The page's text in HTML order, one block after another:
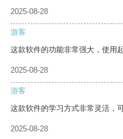
2025-08-28
游客
这款软件的功能非常强大，使用
2025-08-28
游客
这款软件的学习方式非常灵活，
2025-08-28